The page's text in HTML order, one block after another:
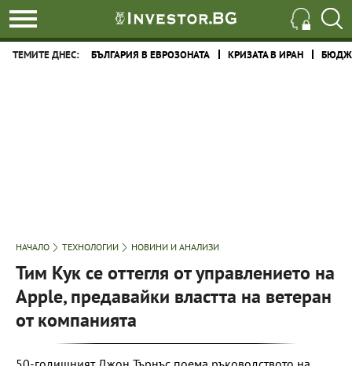
ТЕМИТЕ ДНЕС: БЪЛГАРИЯ В ЕВРОЗОНАТА КРИЗАТА В ИРАН
НАЧАЛО ТЕХНОЛОГИИ НОВИНИ И АНАЛИЗИ
Тим Кук се оттегля от управлението на
Apple, предавайки властта на ветеран
от компанията